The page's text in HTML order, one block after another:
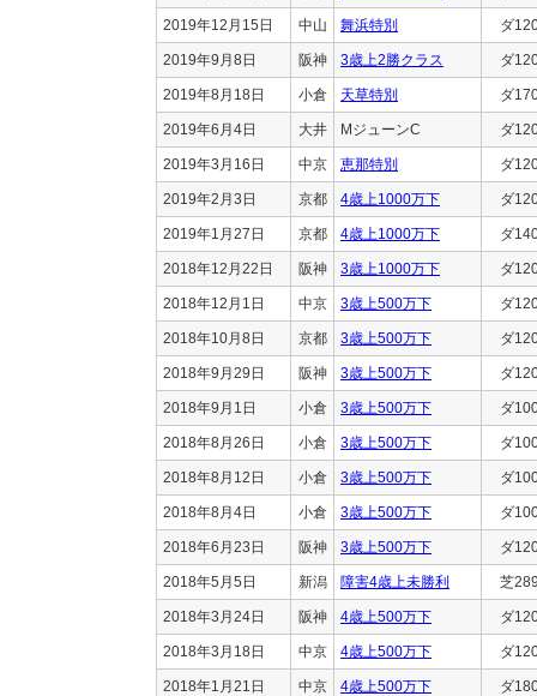
2019年12月15日 中山 舞浜特別 ダ
2019年9月8日 阪神 3歳上2勝クラス ダ
2019年8月18日 小倉 天草特別 ダ
2019年6月4日 大井 MジューンC ダ
2019年3月16日 中京 恵那特別 ダ
2019年2月3日 京都 4歳上1000万下 ダ
2019年1月27日 京都 4歳上1000万下 ダ
2018年12月22日 阪神 3歳上1000万下 ダ
2018年12月1日 中京 3歳上500万下 ダ
2018年10月8日 京都 3歳上500万下 ダ
2018年9月29日 阪神 3歳上500万下 ダ
2018年9月1日 小倉 3歳上500万下 ダ
2018年8月26日 小倉 3歳上500万下 ダ
2018年8月12日 小倉 3歳上500万下 ダ
2018年8月4日 小倉 3歳上500万下 ダ
2018年6月23日 阪神 3歳上500万下 ダ
2018年5月5日 新潟 障害4歳上未勝利 芝
2018年3月24日 阪神 4歳上500万下 ダ
2018年3月18日 中京 4歳上500万下 ダ
2018年1月21日 中京 4歳上500万下 ダ